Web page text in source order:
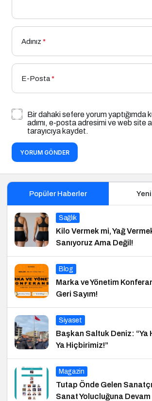
Adınız *
E-Posta*
Bir dahaki sefere yorum yaptığımda
adımı, e-posta adresimi ve web site
tarayıcıya kaydet.
YORUM GÖNDER
Popüler Haberler
Sağlık
Kilo Vermek mi, Yağ
Sanıyoruz Ama Değil!
Blog
Marka ve Yönetim
Geri Sayım!
Siyaset
Başkan Saltuk Deniz: “Ya
Ya Hiçbirimiz!”
Magazin
Tutap Önde Gelen
Sanat Yolucluğuna